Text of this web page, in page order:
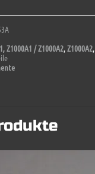
,Z1000A1 / Z1000A2,Z1000A2,